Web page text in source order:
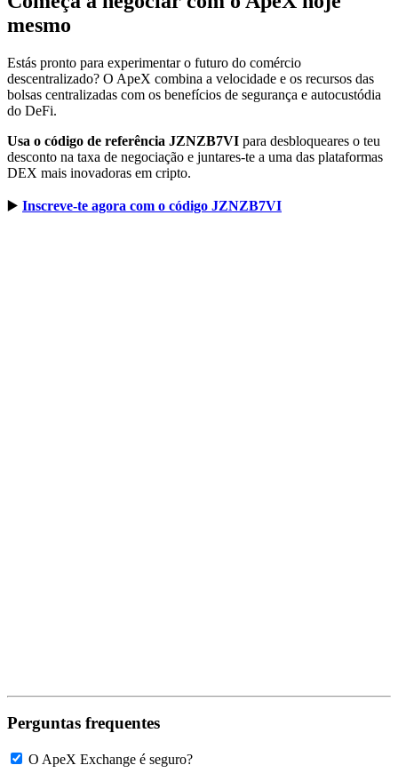
mesmo
Estás pronto para experimentar o futuro do comércio
descentralizado? O ApeX combina a velocidade e os recursos das
bolsas centralizadas com os benefícios de segurança e autocustódia
do DeFi.
Usa o código de referência JZNZB7VI para desbloqueares o teu
desconto na taxa de negociação e juntares-te a uma das plataformas
DEX mais inovadoras em cripto.
▶️ Inscreve-te agora com o código JZNZB7VI
Perguntas frequentes
O ApeX Exchange é seguro?